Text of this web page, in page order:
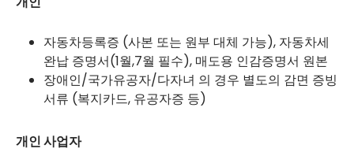
자동차등록증 (사본 또는 원부 대체 가능), 자동차세
완납 증명서(1월,7월 필수), 매도용 인감증명서 원본
장애인/국가유공자/다자녀 의 경우 별도의 감면 증빙
서류 (복지카드, 유공자증 등)
개인 사업자